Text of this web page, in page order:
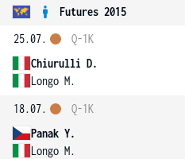
Futures 2015
25.07.
Chiurulli D.
Longo M.
Q-1K
18.07.
Panak Y.
Longo M.
Q-1K